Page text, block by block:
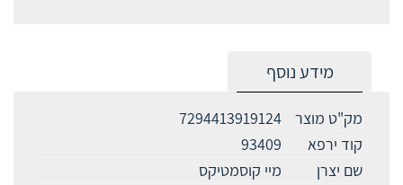
מידע נוסף
מק"ט מוצר
7294413919124
קוד ירפא
93409
שם יצרן
מיי קוסמטיקס